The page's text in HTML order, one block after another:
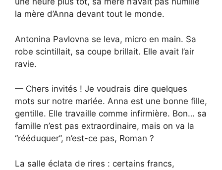
la mère d’Anna devant tout le monde.
Antonina Pavlovna se leva, micro en main. Sa
robe scintillait, sa coupe brillait. Elle avait l’air
ravie.
— Chers invités ! Je voudrais dire quelques
mots sur notre mariée. Anna est une bonne fille,
gentille. Elle travaille comme infirmière. Bon… sa
famille n’est pas extraordinaire, mais on va la
“rééduquer”, n’est-ce pas, Roman ?
La salle éclata de rires : certains francs,